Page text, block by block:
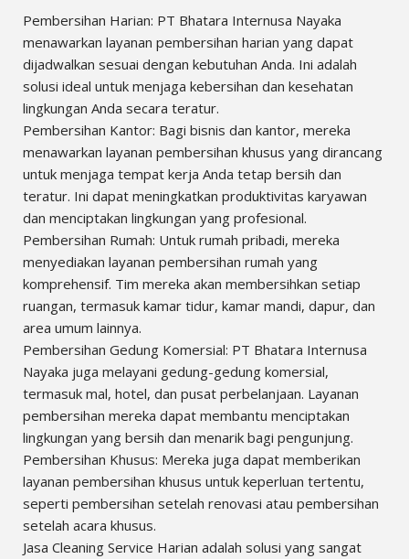
Pembersihan Harian: PT Bhatara Internusa Nayaka
menawarkan layanan pembersihan harian yang dapat
dijadwalkan sesuai dengan kebutuhan Anda. Ini adalah
solusi ideal untuk menjaga kebersihan dan kesehatan
lingkungan Anda secara teratur.
Pembersihan Kantor: Bagi bisnis dan kantor, mereka
menawarkan layanan pembersihan khusus yang dirancang
untuk menjaga tempat kerja Anda tetap bersih dan
teratur. Ini dapat meningkatkan produktivitas karyawan
dan menciptakan lingkungan yang profesional.
Pembersihan Rumah: Untuk rumah pribadi, mereka
menyediakan layanan pembersihan rumah yang
komprehensif. Tim mereka akan membersihkan setiap
ruangan, termasuk kamar tidur, kamar mandi, dapur, dan
area umum lainnya.
Pembersihan Gedung Komersial: PT Bhatara Internusa
Nayaka juga melayani gedung-gedung komersial,
termasuk mal, hotel, dan pusat perbelanjaan. Layanan
pembersihan mereka dapat membantu menciptakan
lingkungan yang bersih dan menarik bagi pengunjung.
Pembersihan Khusus: Mereka juga dapat memberikan
layanan pembersihan khusus untuk keperluan tertentu,
seperti pembersihan setelah renovasi atau pembersihan
setelah acara khusus.
Jasa Cleaning Service Harian adalah solusi yang sangat